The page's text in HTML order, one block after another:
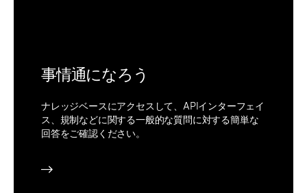
事情通になろう
ナレッジベースにアクセスして、APIインターフェイ
ス、規制などに関する一般的な質問に対する簡単な
回答をご確認ください。